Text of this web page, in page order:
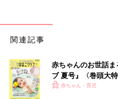
関連記事
赤ちゃんのお世話
ブ 夏号』〈巻頭大
く！ おっぱい・ミ
赤ちゃん・育児